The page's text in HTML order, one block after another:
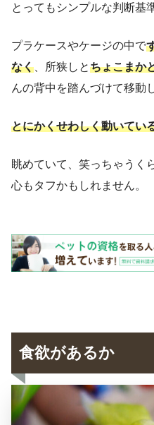
とってもシンプルな判断基
プラケースやケージの中で
なく 、所狭しとちょこまか
んの背中を踏んづけて移動
とにかくせわしく動いてい
眺めていて、笑っちゃうく
心もタフかもしれません。
食欲があるか